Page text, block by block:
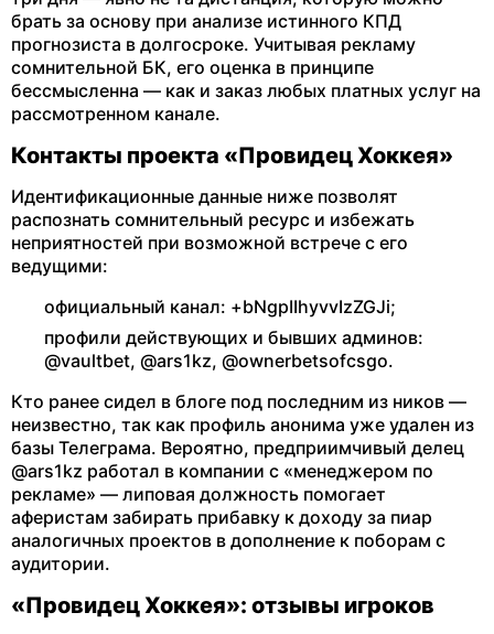
брать за основу при анализе истинного КПД
прогнозиста в долгосроке. Учитывая рекламу
сомнительной БК, его оценка в принципе
бессмысленна — как и заказ любых платных услуг на
рассмотренном канале.
Контакты проекта «Провидец Хоккея»
Идентификационные данные ниже позволят
распознать сомнительный ресурс и избежать
неприятностей при возможной встрече с его
ведущими:
официальный канал: +bNgpIIhyvvIzZGJi;
профили действующих и бывших админов:
@vaultbet, @ars1kz, @ownerbetsofcsgo.
Кто ранее сидел в блоге под последним из ников —
неизвестно, так как профиль анонима уже удален из
базы Телеграма. Вероятно, предприимчивый делец
@ars1kz работал в компании с «менеджером по
рекламе» — липовая должность помогает
аферистам забирать прибавку к доходу за пиар
аналогичных проектов в дополнение к поборам с
аудитории.
«Провидец Хоккея»: отзывы игроков